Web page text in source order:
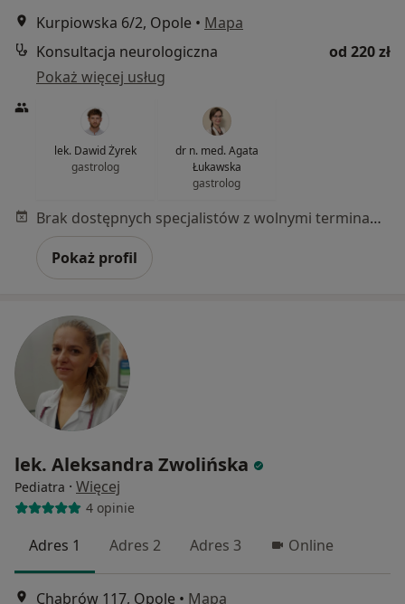
Kurpiowska 6/2, Opole • Mapa
Konsultacja neurologiczna
od 220 zł
Pokaż więcej usług
lek. Dawid Żyrek
gastrolog
dr n. med. Agata
Łukawska
gastrolog
Brak dostępnych specjalistów z wolnymi terminami w tym centrum medycznym.
Pokaż profil
lek. Aleksandra Zwolińska
Pediatra · Więcej
4 opinie
Adres 1 Adres 2 Adres 3 Online
Chabrów 117, Opole • Mapa